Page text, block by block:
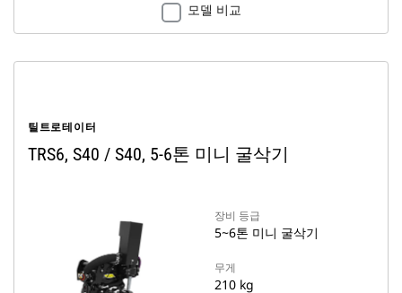
모델 비교
틸트로테이터
TRS6, S40 / S40, 5-6톤 미니 굴삭기
장비 등급
5~6톤 미니 굴삭기
무게
210 kg